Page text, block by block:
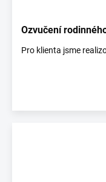
Ozvučení
Pro klienta jsme